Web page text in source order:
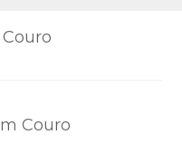
Couro